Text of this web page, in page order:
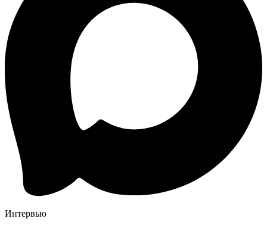
Интервью